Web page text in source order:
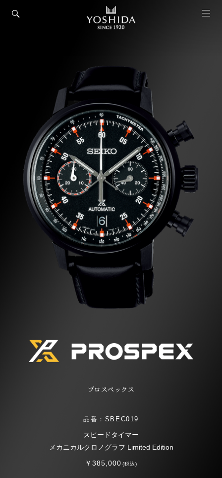
プロスペックス
品番：SBEC019
スピードタイマー
メカニカルクロノグラフ Limited Edition
￥385,000(税込)